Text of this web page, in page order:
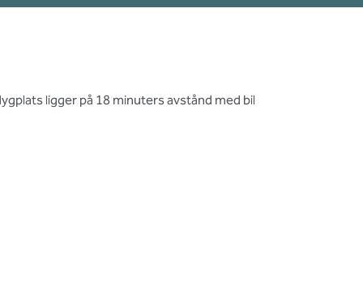
ligger på 18 minuters avstånd med bil